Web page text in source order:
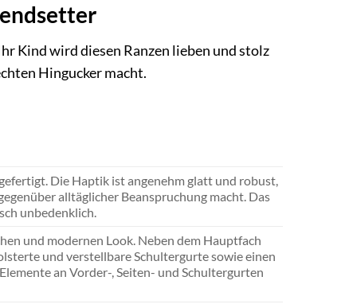
Kind wird diesen Ranzen lieben und stolz
Hingucker macht.
Die Haptik ist angenehm glatt und robust,
alltäglicher Beanspruchung macht. Das
unbedenklich.
und modernen Look. Neben dem Hauptfach
und verstellbare Schultergurte sowie einen
an Vorder-, Seiten- und Schultergurten